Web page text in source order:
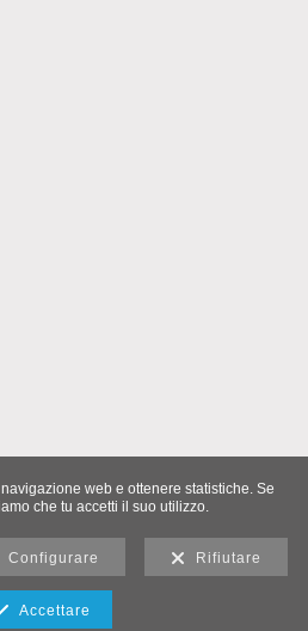
web e ottenere statistiche. Se
che tu accetti il suo utilizzo.
Configurare Rifiutare
Accettare